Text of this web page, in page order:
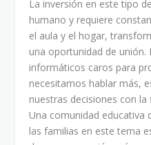
La inversión en este tipo
humano y requiere
el aula y el hogar,
una oportunidad de
informáticos caros para
necesitamos hablar más,
nuestras decisiones con
Una comunidad educativa
las familias en este tema